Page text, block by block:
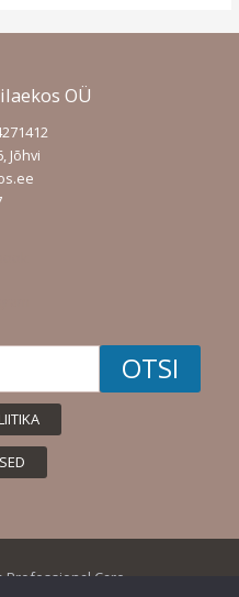
OÜ
Jõhvi
OTSI
Professional Care